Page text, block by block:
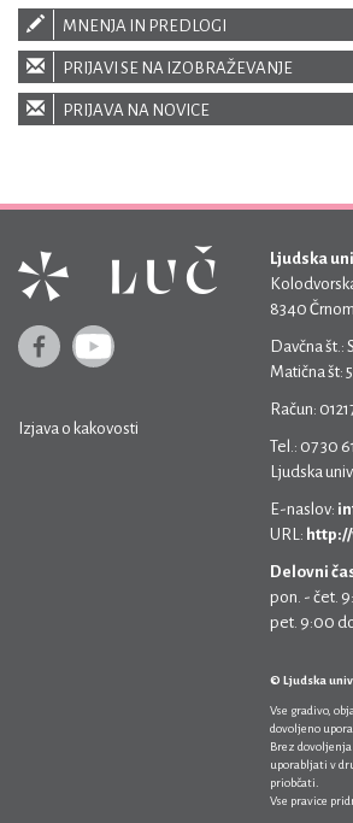
MNENJA IN PREDLOGI
PRIJAVI SE NA IZOBRAŽEVANJE
PRIJAVA NA NOVICE
Izjava o kakovosti
Ljudska
8340
Davčna št.:
Matična št:
Račun:
Tel.: 07 30
Ljudska
E-naslov:
URL:
Delovni
pon. - čet.
pet. 9:00
© Ljudska
Vse gradivo,
dovoljeno
Brez
uporabljati v
priobčati.
Vse pravice